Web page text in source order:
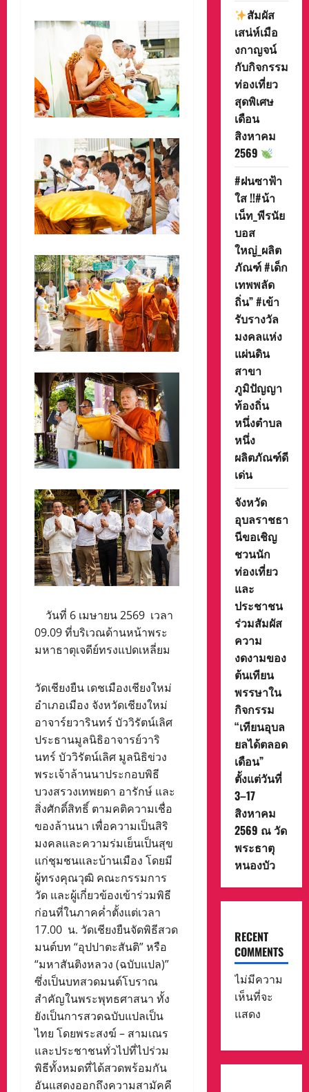
วันที่ 6 เมษายน 2569 เวลา
09.09 ที่บริเวณด้านหน้าพระ
มหาธาตุเจดีย์ทรงแปดเหลี่ยม
วัดเชียงยืน เดชเมืองเชียงใหม่
อำเภอเมือง จังหวัดเชียงใหม่
อาจาร์ยวารินทร์ บัววิรัตน์เลิศ
ประธานมูลนิธิอาจารย์วาริ
นทร์ บัววิรัตน์เลิศ มูลนิธิข่วง
พระเจ้าล้านนาประกอบพิธี
บวงสรวงเทพยดา อารักษ์ และ
สิ่งศักดิ์สิทธิ์ ตามคติความเชื่อ
ของล้านนา เพื่อความเป็นสิริ
มงคลและความร่มเย็นเป็นสุข
แก่ชุมชนและบ้านเมือง โดยมี
ผู้ทรงคุณวุฒิ คณะกรรมการ
วัด และผู้เกี่ยวข้องเข้าร่วมพิธี
ก่อนที่ในภาคค่ำตั้งแต่เวลา
17.00 น. วัดเชียงยืนจัดพิธีสวด
มนต์บท “อุปปาตะสันติ” หรือ
“มหาสันติงหลวง (ฉบับแปล)”
ซึ่งเป็นบทสวดมนต์โบราณ
สำคัญในพระพุทธศาสนา ทั้ง
ยังเป็นการสวดฉบับแปลเป็น
ไทย โดยพระสงฆ์ – สามเณร
และประชาชนทั่วไปที่ไปร่วม
พิธีทั้งหมดที่ได้สวดพร้อมกัน
อันแสดงออกถึงความสามัคคี
สัมผัส
เสน่ห์เมือ
งกาญจน์
กับกิจกรรม
ท่องเที่ยว
สุดพิเศษ
เดือน
สิงหาคม
2569
#ฝนซาฟ้า
ใส !!#น้า
เน็ท_พีรนัย
บอส
ใหญ่_ผลิต
ภัณฑ์ #เด็ก
เทพพลัด
ถิ่น” #เข้า
รับรางวัล
มงคลแห่ง
แผ่นดิน
สาขา
ภูมิปัญญา
ท้องถิ่น
หนึ่งตำบล
หนึ่ง
ผลิตภัณฑ์ดี
เด่น
จังหวัด
อุบลราชธา
นีขอเชิญ
ชวนนัก
ท่องเที่ยว
และ
ประชาชน
ร่วมสัมผัส
ความ
งดงามของ
ต้นเทียน
พรรษาใน
กิจกรรม
“เทียนอุบล
ยลได้ตลอด
เดือน”
ตั้งแต่วันที่
3–17
สิงหาคม
2569 ณ วัด
พระธาตุ
หนองบัว
RECENT
COMMENTS
ไม่มีความ
เห็นที่จะ
แสดง